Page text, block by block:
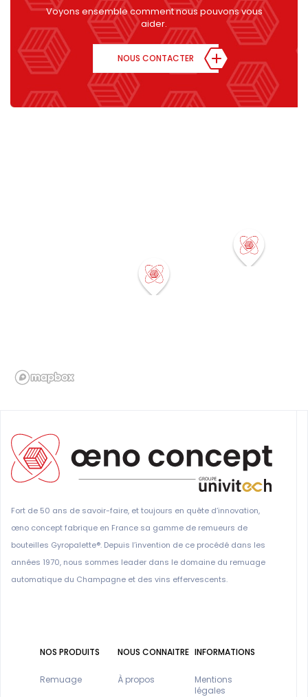
Voyons ensemble comment nous pouvons vous
aider.
NOUS CONTACTER
Fort de 50 ans de savoir-faire, et toujours en quête d’innovation,
œno concept fabrique en France sa gamme de remueurs de
bouteilles Gyropalette®. Depuis l’invention de ce procédé dans les
années 1970, nous sommes leader dans le domaine du remuage
automatique du Champagne et des vins effervescents.
NOS PRODUITS
Remuage
NOUS CONNAITRE
À propos
INFORMATIONS
Mentions
légales